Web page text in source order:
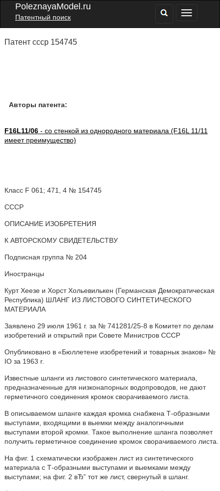
PoleznayaModel.ru
Патентный поиск
Патент ссср 154745
Авторы патента:
F16L11/06- со стенкой из однородного материала (F16L 11/11
имеет преимущество)
Класс F 061; 471, 4 № 154745
СССР
ОПИСАНИЕ ИЗОБРЕТЕНИЯ
К АВТОРСКОМУ СВИДЕТЕЛЬСТВУ
Подписная группа № 204
Иностранцы
Курт Хеезе и Хорст Хольевилькен (Германская Демократическая
Республика) ШЛАНГ ИЗ ЛИСТОВОГО СИНТЕТИЧЕСКОГО
МАТЕРИАЛА
Заявлено 29 июля 1961 г. за № 741281/25-8 в Комитет по делам
изобретений и открытий при Совете Министров СССР
Опубликовано в «Бюллетене изобретений и товарнык знаков» №
IO за 1963 r.
Известные шланги из листового синтетического материала,
предназначенные для низконапорных водопроводов, не дают
герметичного соединения кромок сворачиваемого листа.
В описываемом шланге каждая кромка снабжена Т-образными
выступами, входящими в выемки между аналогичными
выступами второй кромки. Такое выполнение шланга позволяет
получить герметичное соединение кромок сворачиваемого листа.
На фиг. 1 схематически изображен лист из синтетического
материала с Т-образными выступами и выемками между
выступами; на фиг. 2 вЂ” тот же лист, свернутый в шланг.